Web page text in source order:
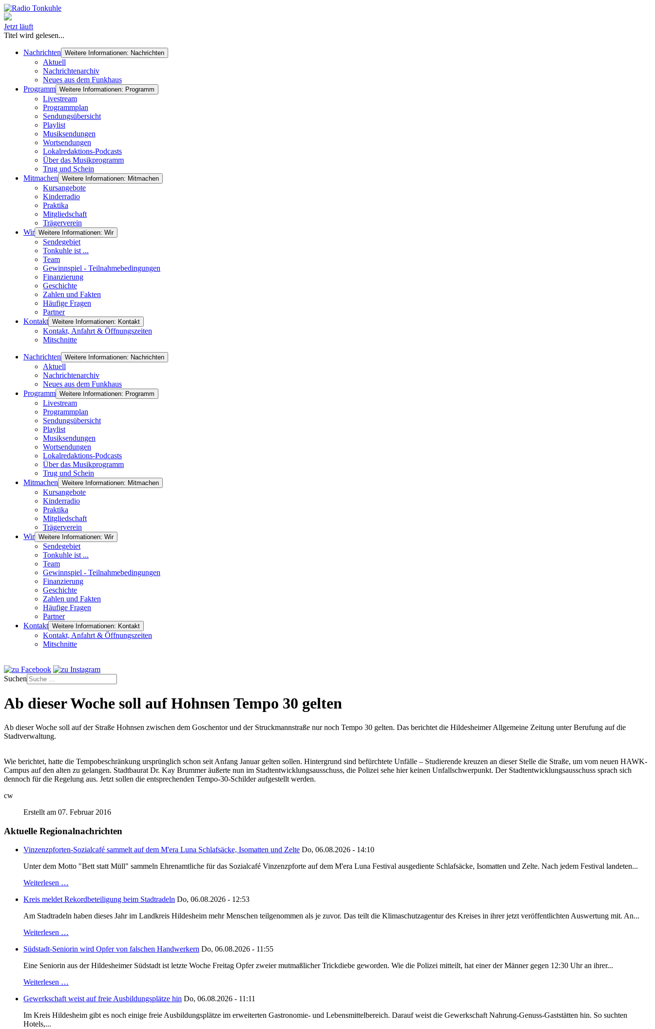
Jetzt läuft
Titel wird gelesen...
Nachrichten Weitere Informationen: Nachrichten
Aktuell
Nachrichtenarchiv
Neues aus dem Funkhaus
Programm Weitere Informationen: Programm
Livestream
Programmplan
Sendungsübersicht
Playlist
Musiksendungen
Wortsendungen
Lokalredaktions-Podcasts
Über das Musikprogramm
Trug und Schein
Mitmachen Weitere Informationen: Mitmachen
Kursangebote
Kinderradio
Praktika
Mitgliedschaft
Trägerverein
Wir Weitere Informationen: Wir
Sendegebiet
Tonkuhle ist ...
Team
Gewinnspiel - Teilnahmebedingungen
Finanzierung
Geschichte
Zahlen und Fakten
Häufige Fragen
Partner
Kontakt Weitere Informationen: Kontakt
Kontakt, Anfahrt & Öffnungszeiten
Mitschnitte
Nachrichten Weitere Informationen: Nachrichten
Aktuell
Nachrichtenarchiv
Neues aus dem Funkhaus
Programm Weitere Informationen: Programm
Livestream
Programmplan
Sendungsübersicht
Playlist
Musiksendungen
Wortsendungen
Lokalredaktions-Podcasts
Über das Musikprogramm
Trug und Schein
Mitmachen Weitere Informationen: Mitmachen
Kursangebote
Kinderradio
Praktika
Mitgliedschaft
Trägerverein
Wir Weitere Informationen: Wir
Sendegebiet
Tonkuhle ist ...
Team
Gewinnspiel - Teilnahmebedingungen
Finanzierung
Geschichte
Zahlen und Fakten
Häufige Fragen
Partner
Kontakt Weitere Informationen: Kontakt
Kontakt, Anfahrt & Öffnungszeiten
Mitschnitte
Suchen
Ab dieser Woche soll auf Hohnsen Tempo 30 gelten
Ab dieser Woche soll auf der Straße Hohnsen zwischen dem Goschentor und der Struckmannstraße nur noch Tempo 30 gelten. Das berichtet die Hildesheimer Allgemeine Zeitung unter Berufung auf die
Stadtverwaltung.
Wie berichtet, hatte die Tempobeschränkung ursprünglich schon seit Anfang Januar gelten sollen. Hintergrund sind befürchtete Unfälle – Studierende kreuzen an dieser Stelle die Straße, um vom neuen HAWK-
Campus auf den alten zu gelangen. Stadtbaurat Dr. Kay Brummer äußerte nun im Stadtentwicklungsausschuss, die Polizei sehe hier keinen Unfallschwerpunkt. Der Stadtentwicklungsausschuss sprach sich
dennoch für die Regelung aus. Jetzt sollen die entsprechenden Tempo-30-Schilder aufgestellt werden.
cw
Erstellt am 07. Februar 2016
Aktuelle Regionalnachrichten
Vinzenzpforten-Sozialcafé sammelt auf dem M'era Luna Schlafsäcke, Isomatten und Zelte Do, 06.08.2026 - 14:10
Unter dem Motto "Bett statt Müll" sammeln Ehrenamtliche für das Sozialcafé Vinzenzpforte auf dem M'era Luna Festival ausgediente Schlafsäcke, Isomatten und Zelte. Nach jedem Festival landeten...
Weiterlesen …
Kreis meldet Rekordbeteiligung beim Stadtradeln Do, 06.08.2026 - 12:53
Am Stadtradeln haben dieses Jahr im Landkreis Hildesheim mehr Menschen teilgenommen als je zuvor. Das teilt die Klimaschutzagentur des Kreises in ihrer jetzt veröffentlichten Auswertung mit. An...
Weiterlesen …
Südstadt-Seniorin wird Opfer von falschen Handwerkern Do, 06.08.2026 - 11:55
Eine Seniorin aus der Hildesheimer Südstadt ist letzte Woche Freitag Opfer zweier mutmaßlicher Trickdiebe geworden. Wie die Polizei mitteilt, hat einer der Männer gegen 12:30 Uhr an ihrer...
Weiterlesen …
Gewerkschaft weist auf freie Ausbildungsplätze hin Do, 06.08.2026 - 11:11
Im Kreis Hildesheim gibt es noch einige freie Ausbildungsplätze im erweiterten Gastronomie- und Lebensmittelbereich. Darauf weist die Gewerkschaft Nahrung-Genuss-Gaststätten hin. So suchten
Hotels,...